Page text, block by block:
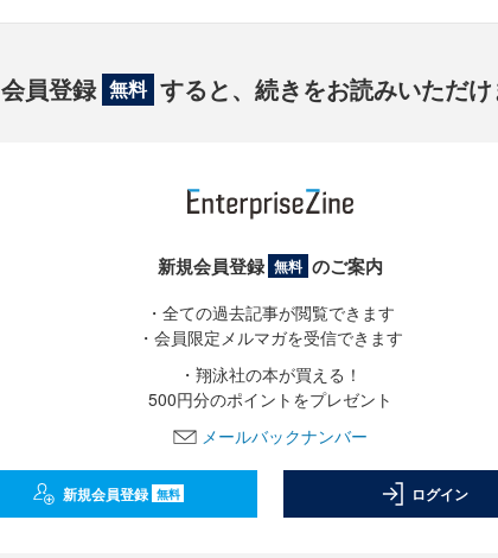
会員登録 無料 すると、続きをお読みいただ
新規会員登録 無料 のご案内
・全ての過去記事が閲覧できます
・会員限定メルマガを受信できます
・翔泳社の本が買える！
500円分のポイントをプレゼント
メールバックナンバー
新規会員登録 無料 ログイン